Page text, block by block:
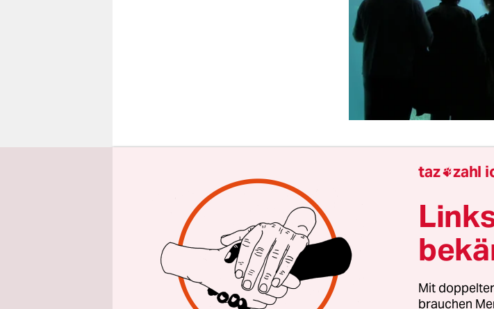
W Angela Merkel die zweite
ins Visier des US-
Sebastian Hahn würde auf die Ehre
Journalisten freuen sich dagegen
taz zahl
Mit
brauchen